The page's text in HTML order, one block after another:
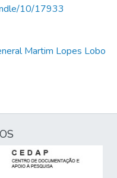
10/17933
Martim Lopes Lobo